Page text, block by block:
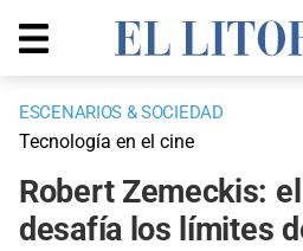
ESCENARIOS & SOCIEDAD
Tecnología en el cine
Robert Zemeckis:
desafía los límites